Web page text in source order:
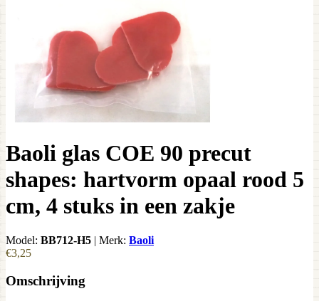
Baoli glas COE 90 precut
shapes: hartvorm opaal rood 5
cm, 4 stuks in een zakje
Model: BB712-H5 | Merk: Baoli
€3,25
Omschrijving